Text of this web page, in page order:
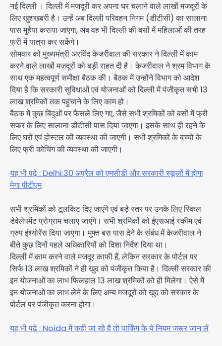
नई दिल्ली । दिल्ली में मजदूरी कर अपना घर चलाने वाले लाखों मजदूरों के
लिए खुशखबरी है। उन्हें अब दिल्ली परिवहन निगम (डीटीसी) का सालाना
पास मुहैया कराया जाएगा, अब वह भी दिल्ली की बसों में महिलाओं की तरह
फ्री में यात्रा कर सकेंगे।
सोमवार को मुख्यमंत्री अरविंद केजरीवाल की सरकार ने दिल्ली में काम
करने वाले लाखों मजदूरों को बड़ी राहत दी है। केजरीवाल ने श्रम विभाग के
साथ एक महत्वपूर्ण समीक्षा बैठक की। बैठक में उन्होंने विभाग को आदेश
दिया है कि सरकारी सुविधाओं एवं योजनाओं को दिल्ली में पंजीकृत सभी 13
लाख श्रमिकों तक पहुंचाने के लिए काम हो।
बैठक में कुछ बिंदुओं पर फैसले लिए गए, जैसे सभी श्रमिकों को बसों में फ्री
सफर के लिए सालाना डीटीसी पास दिया जाएगा। इसके साथ ही रहने के
लिए घरों एवं होस्टल की व्यवस्था की जाएगी। सभी श्रमिकों के बच्चों के
लिए फ्री कोचिंग की व्यवस्था की जाएगी।
यह भी पढ़े : Delhi:30 अप्रैल को एमसीडी और सरकारी स्कूलों में होगा
मेगा पीटीएम
सभी श्रमिकों को टूलकिट दिए जाएंगे एवं बड़े स्तर पर उनके लिए स्किल
डेवेलेपमेंट प्रोग्राम चलाए जाएंगे। सभी श्रमिकों को ईएसआई स्कीम एवं
ग्रुप इंश्योरेंस दिया जाएगा। मुफ्त बस पास देने के संबंध में केजरीवाल ने
बीते कुछ दिनों पहले अधिकारियों को दिशा निर्देश दिया था।
दिल्ली में काम करने वाले मजदूर काफी हैं, लेकिन सरकार के पोर्टल पर
सिर्फ 13 लाख श्रमिकों ने ही खुद को पंजीकृत किया है। दिल्ली सरकार की
इन योजनाओं का लाभ फिलहाल 13 लाख श्रमिकों को ही मिलेगा। ऐसे में
इन योजनाओं का लाभ लेने के लिए अन्य मजदूरों को खुद को सरकार के
पोर्टल पर पंजीकृत करना होगा।
यह भी पढ़े : Noida में कहीं जा रहे है तो पार्किंग के ये नियम जरूर जान लें